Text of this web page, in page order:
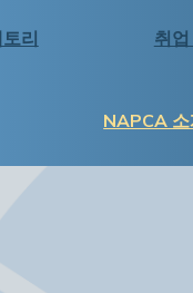
리 취
NAPCA